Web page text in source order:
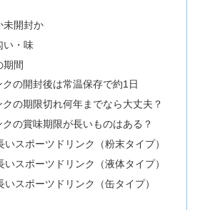
未開封か
い・味
期間
の開封後は常温保存で約1日
の期限切れ何年までなら大丈夫？
の賞味期限が長いものはある？
いスポーツドリンク（粉末タイプ）
いスポーツドリンク（液体タイプ）
いスポーツドリンク（缶タイプ）